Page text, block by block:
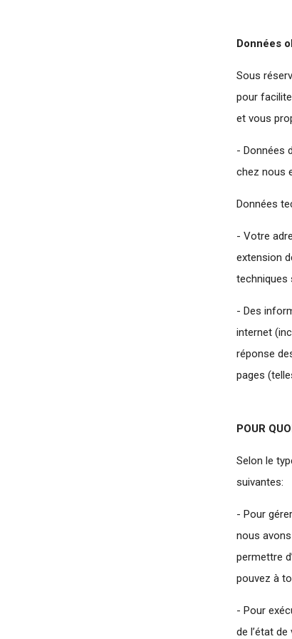
Données
Sous
pour
et vous
- Données
chez nous
Données
- Votre
extension
techniques
- Des
internet
réponse
pages
POUR
Selon le
suivantes:
- Pour
nous
permettre
pouvez à
- Pour
de l’état